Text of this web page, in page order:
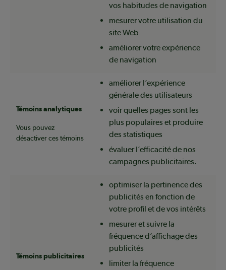
vos habitudes de navigation
mesurer votre utilisation du
site Web
améliorer votre expérience
de navigation
Témoins analytiques
Vous pouvez
désactiver ces témoins
améliorer l’expérience
générale des utilisateurs
voir quelles pages sont les
plus populaires et produire
des statistiques
évaluer l’efficacité de nos
campagnes publicitaires.
Témoins publicitaires
optimiser la pertinence des
publicités en fonction de
votre profil et de vos intérêts
mesurer et suivre la
fréquence d’affichage des
publicités
limiter la fréquence